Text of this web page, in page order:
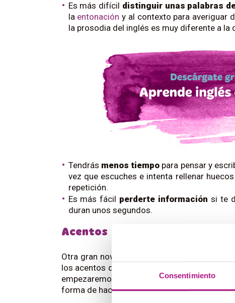
Consentimiento
Es más difícil distinguir unas palabras
la entonación y al contexto para averiguar
la prosodia del inglés es muy diferente a la
Tendrás menos tiempo para pensar y
vez que escuches e intenta rellenar
repetición.
Es más fácil perderte información si te
duran unos segundos.
Acentos
Otra gran novedad de los ejercicios de B2
los acentos que habrás escuchado son
empezaremos a escuchar algunos
forma de hacer frente a esta nueva dificultad